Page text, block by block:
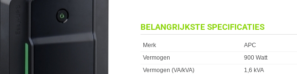
BELANGRIJKSTE SPECIFICATIES
Eigenschap
Merk
APC
Vermogen
900 Watt
Vermogen (VA/kVA)
1,6 kVA